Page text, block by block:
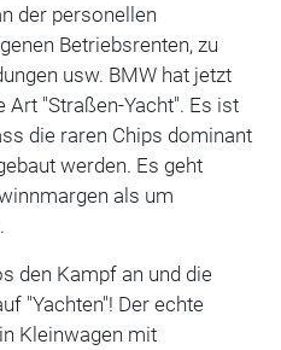
der personellen
Betriebsrenten, zu
usw. BMW hat jetzt
Art "Straßen-Yacht". Es ist
die raren Chips dominant
werden. Es geht
als um
den Kampf an und die
"Yachten"! Der echte
Kleinwagen mit